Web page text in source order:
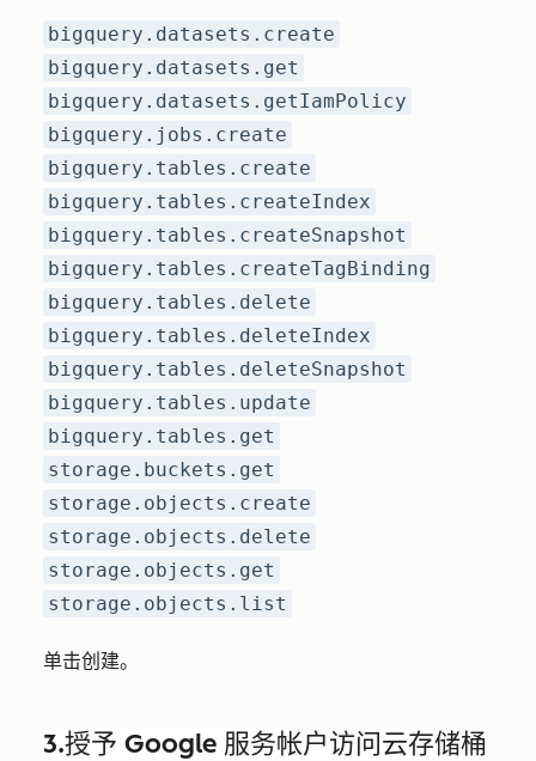
bigquery.datasets.create
bigquery.datasets.get
bigquery.datasets.getIamPolicy
bigquery.jobs.create
bigquery.tables.create
bigquery.tables.createIndex
bigquery.tables.createSnapshot
bigquery.tables.createTagBinding
bigquery.tables.delete
bigquery.tables.deleteIndex
bigquery.tables.deleteSnapshot
bigquery.tables.update
bigquery.tables.get
storage.buckets.get
storage.objects.create
storage.objects.delete
storage.objects.get
storage.objects.list
单击创建。
3.授予 Google 服务帐户访问云存储桶